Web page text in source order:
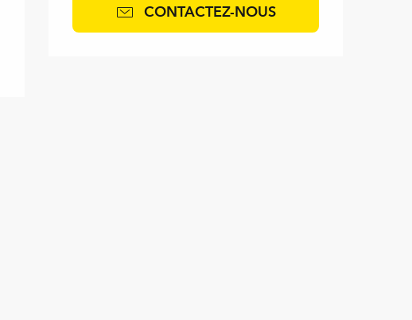
CONTACTEZ-NOUS